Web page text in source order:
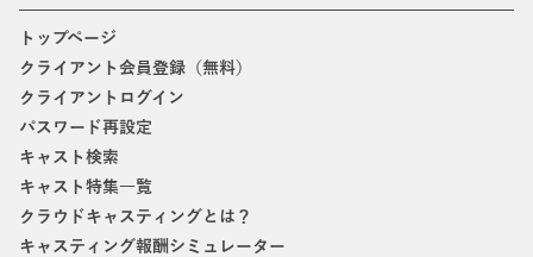
トップページ
クライアント会員登録（無料）
クライアントログイン
パスワード再設定
キャスト検索
キャスト特集一覧
クラウドキャスティングとは？
キャスティング報酬シミュレーター